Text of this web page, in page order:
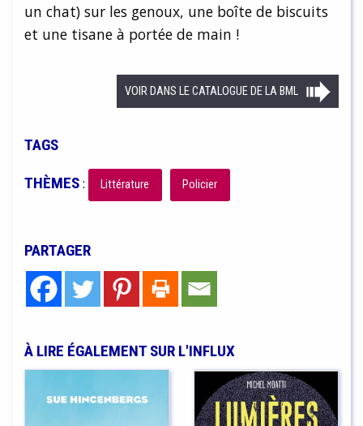
un chat) sur les genoux, une boîte de biscuits
et une tisane à portée de main !
VOIR DANS LE CATALOGUE DE LA BML
TAGS
THÈMES: Littérature Policier
PARTAGER
À LIRE ÉGALEMENT SUR L'INFLUX